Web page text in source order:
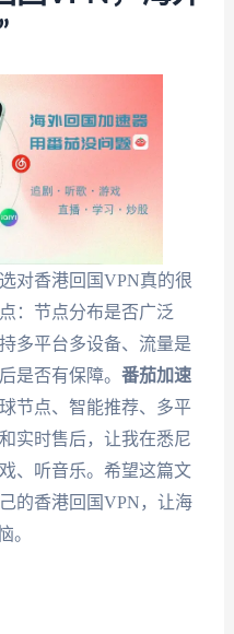
对香港回国VPN真的很
：节点分布是否广泛
多平台多设备、流量是
是否有保障。 番茄加速
节点、智能推荐、多平
实时售后，让我在悉尼
、听音乐。希望这篇文
的香港回国VPN，让海
。